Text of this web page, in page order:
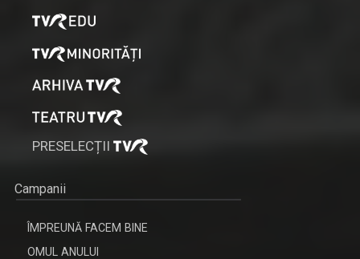
PRESELECȚII
Campanii
ÎMPREUNĂ FACEM BINE
OMUL ANULUI